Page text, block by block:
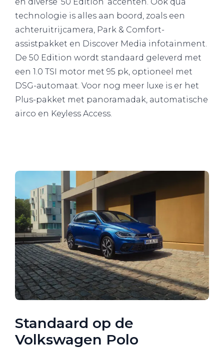
technologie is alles aan boord, zoals een
achteruitrijcamera, Park & Comfort-
assistpakket en Discover Media infotainment.
De 50 Edition wordt standaard geleverd met
een 1.0 TSI motor met 95 pk, optioneel met
DSG-automaat. Voor nog meer luxe is er het
Plus-pakket met panoramadak, automatische
airco en Keyless Access.
Standaard op de
Volkswagen Polo